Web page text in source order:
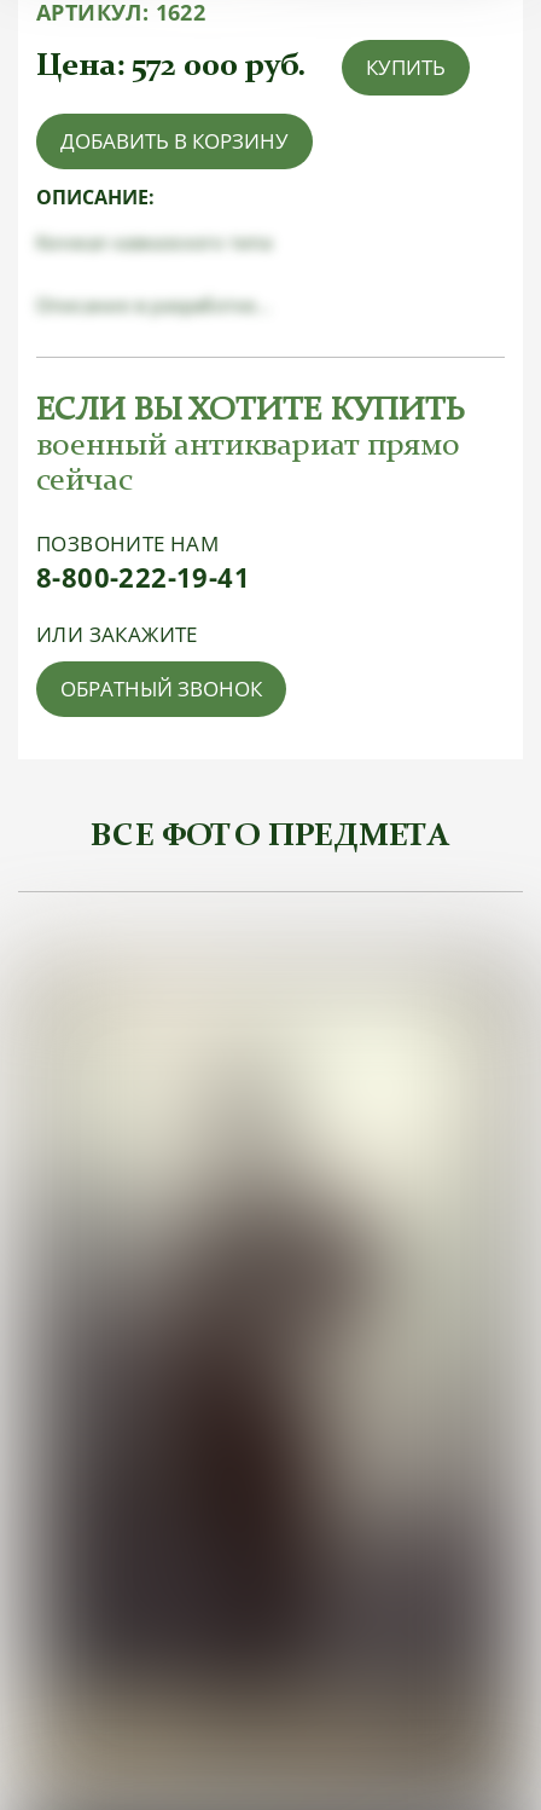
АРТИКУЛ: 1622
Цена: 572 000 руб. КУПИТЬ
ДОБАВИТЬ В КОРЗИНУ
ОПИСАНИЕ:
Кинжал кавказского типа
Описание в разработке...
ЕСЛИ ВЫ ХОТИТЕ КУПИТЬ
военный антиквариат прямо
сейчас
ПОЗВОНИТЕ НАМ
8-800-222-19-41
ИЛИ ЗАКАЖИТЕ
ОБРАТНЫЙ ЗВОНОК
ВСЕ ФОТО ПРЕДМЕТА